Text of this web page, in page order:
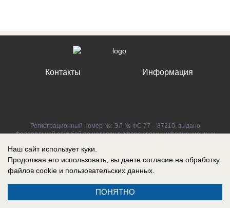
Контакты Информация
Регистрационный номер №: ЭЛ № ФС 77 – 87210, выдано
Федеральной службой по надзору в сфере связи, информационных
Наш сайт использует куки.
Продолжая его использовать, вы даете согласие на обработку
файлов cookie и пользовательских данных.
ПОНЯТНО